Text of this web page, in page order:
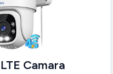
Camara